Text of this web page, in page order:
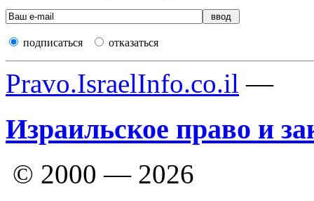
подписаться отказаться
Pravo.IsraelInfo.co.il —
Израильское право и
© 2000 — 2026